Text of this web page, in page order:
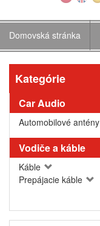
Domovská stránka
Kategórie
Car Audio
Automobilové antény
Vodiče a káble
Káble
Prepájacie káble